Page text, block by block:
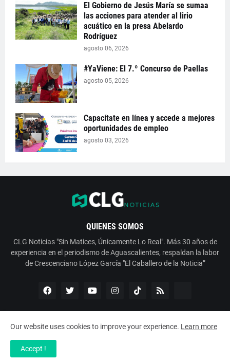
El Gobierno de Jesús María se sumaa
las acciones para atender al lirio
acuático en la presa Abelardo
Rodríguez
agosto 06, 2026
#YaViene: El 7.º Concurso de Paellas
agosto 05, 2026
Capacítate en línea y accede a mejores
oportunidades de empleo
agosto 03, 2026
QUIENES SOMOS
CLG Noticias "Sin Matices, Únicamente Lo Real". Más 30 años de
experiencia en el periodismo de Aguascalientes, respaldan la labor
de Crescenciano López García "El Caballero de la Noticia”
ESNoticia con Crescenciano López García
Servicios
Our website uses cookies to improve your experience. Learn more
Accept !